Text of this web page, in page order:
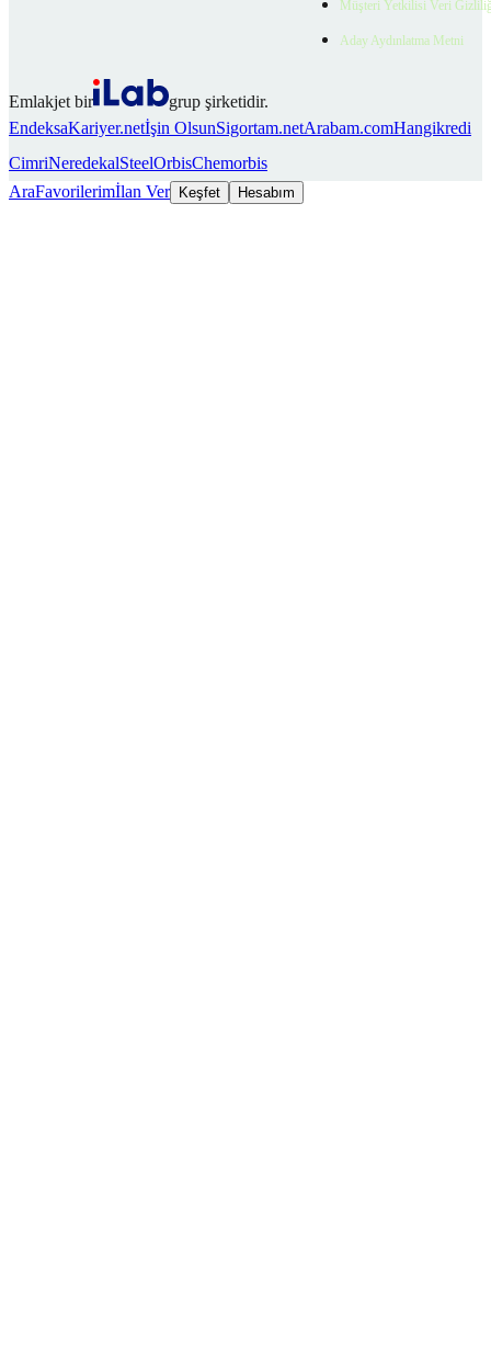
Müşteri Yetkilisi Veri
Aday Aydınlatma Metni
Emlakjet bir
grup şirketidir.
EndeksaKariyer.netİşin OlsunSigortam.netArabam.comHangikredi
CimriNeredekalSteelOrbisChemorbis
AraFavorilerimİlan Ver Keşfet Hesabım